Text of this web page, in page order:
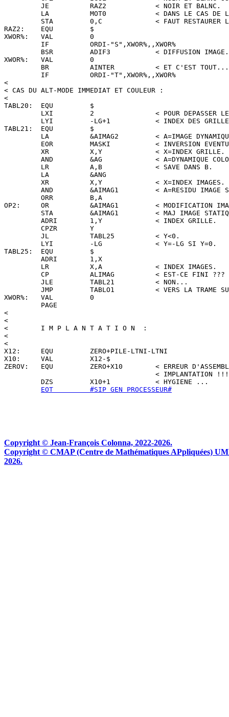
EOT         #SIP GEN PROCESSEUR#
Copyright © Jean-François Colonna, 2022-2026.
Copyright © CMAP (Centre de Mathématiques APpliquées)
2026.